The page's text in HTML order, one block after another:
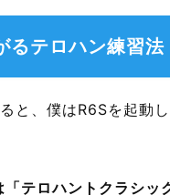
るテロハン練習法
と、僕はR6Sを起動
テロハントクラシッ